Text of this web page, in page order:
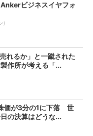
Ankerビジネスイヤフォ
)
れるか」と一蹴された
作所が考える「...
価が3分の1に下落 世
の決算はどうな...